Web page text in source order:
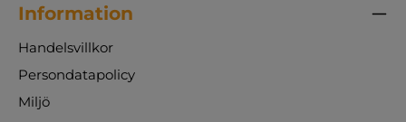
Information
Handelsvillkor
Persondatapolicy
Miljö